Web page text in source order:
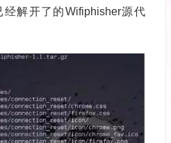
解开了的Wifiphisher源代